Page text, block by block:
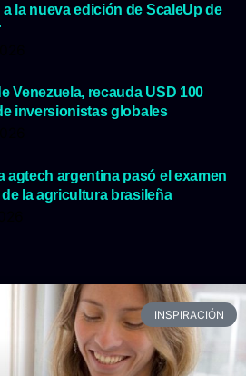
la nueva edición de ScaleUp de
Venezuela, recauda USD 100
inversionistas globales
agtech argentina pasó el examen
la agricultura brasileña
INSPIRACIÓN